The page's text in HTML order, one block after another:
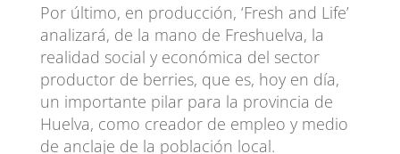
Por último, en producción, ‘Fresh and Life’
analizará, de la mano de Freshuelva, la
realidad social y económica del sector
productor de berries, que es, hoy en día,
un importante pilar para la provincia de
Huelva, como creador de empleo y medio
de anclaje de la población local.